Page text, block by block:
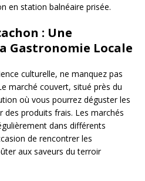
en station balnéaire prisée.
: Une
Gastronomie Locale
culturelle, ne manquez pas
marché couvert, situé près du
où vous pourrez déguster les
des produits frais. Les marchés
dans différents
de rencontrer les
aux saveurs du terroir